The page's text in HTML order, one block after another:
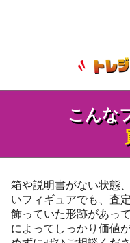
こんな
箱や説明書がない状態
いフィギュアでも、査
飾っていた形跡があっ
によってしっかり価値